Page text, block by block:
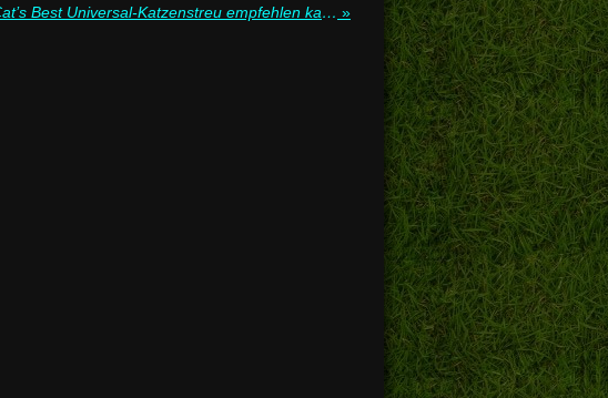
Warum ich Cat’s Best Universal-Katzenstreu empfehlen kann: Ein ehrlicher Bericht »